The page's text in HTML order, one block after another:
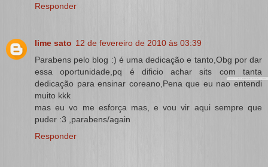
Responder
lime sato 12 de fevereiro de 2010 às 03:39
Parabens pelo blog :) é uma dedicação e tanto,Obg por dar
essa oportunidade,pq é dificio achar sits com tanta
dedicação para ensinar coreano,Pena que eu nao entendi
muito kkk
mas eu vo me esforça mas, e vou vir aqui sempre que
puder :3 ,parabens/again
Responder